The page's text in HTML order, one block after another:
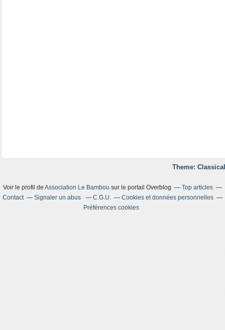
Theme:
Voir le profil de Association Le Bambou sur le portail Overblog
Top articles
Contact
Signaler un abus C.G.U.
Cookies et données personnelles
Préférences cookies